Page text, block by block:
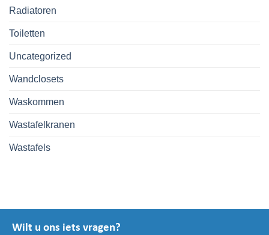
Radiatoren
Toiletten
Uncategorized
Wandclosets
Waskommen
Wastafelkranen
Wastafels
Wilt u ons iets vragen?